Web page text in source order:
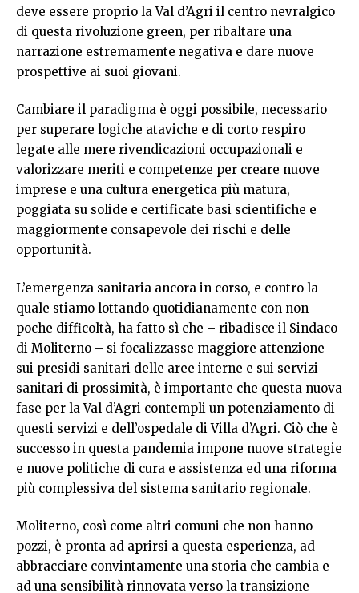
deve essere proprio la Val d’Agri il centro nevralgico
di questa rivoluzione green, per ribaltare una
narrazione estremamente negativa e dare nuove
prospettive ai suoi giovani.
Cambiare il paradigma è oggi possibile, necessario
per superare logiche ataviche e di corto respiro
legate alle mere rivendicazioni occupazionali e
valorizzare meriti e competenze per creare nuove
imprese e una cultura energetica più matura,
poggiata su solide e certificate basi scientifiche e
maggiormente consapevole dei rischi e delle
opportunità.
L’emergenza sanitaria ancora in corso, e contro la
quale stiamo lottando quotidianamente con non
poche difficoltà, ha fatto sì che – ribadisce il Sindaco
di Moliterno – si focalizzasse maggiore attenzione
sui presidi sanitari delle aree interne e sui servizi
sanitari di prossimità, è importante che questa nuova
fase per la Val d’Agri contempli un potenziamento di
questi servizi e dell’ospedale di Villa d’Agri. Ciò che è
successo in questa pandemia impone nuove strategie
e nuove politiche di cura e assistenza ed una riforma
più complessiva del sistema sanitario regionale.
Moliterno, così come altri comuni che non hanno
pozzi, è pronta ad aprirsi a questa esperienza, ad
abbracciare convintamente una storia che cambia e
ad una sensibilità rinnovata verso la transizione